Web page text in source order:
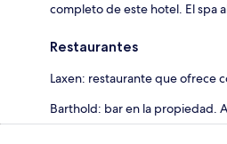
completo de este hotel. El spa
Restaurantes
Laxen: restaurante que ofrece
Barthold: bar en la propiedad.